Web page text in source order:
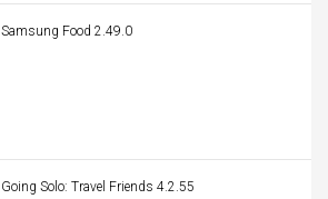
Samsung Food 2.49.0
Going Solo: Travel Friends 4.2.55